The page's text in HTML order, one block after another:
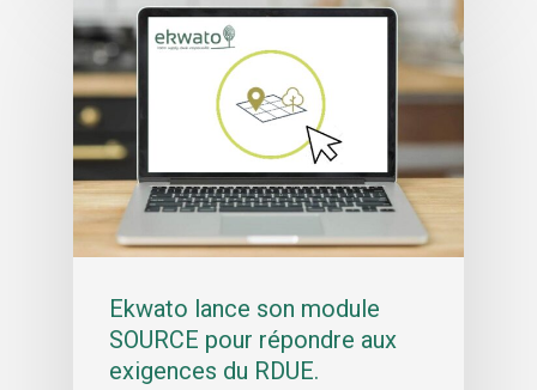
Ekwato lance son module
SOURCE pour répondre aux
exigences du RDUE.